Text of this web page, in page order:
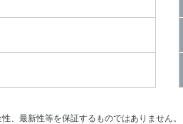
、最新性等を保証するものではありません。